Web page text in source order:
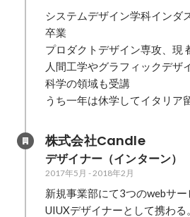
システムデザイン学科インダ
卒業
プロダクトデザイン専攻、現
人間工学やグラフィックデザ
科学の領域も受講
うち一年は休学してイタリア
株式会社Candle
デザイナー（インターン）
2017年5月 -2018年2月
新規事業部にて3つのwebサ
UIUXデザイナーとして携わる。